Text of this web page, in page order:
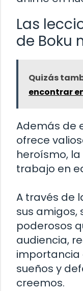
Las
de Boku
Quizás
encontrar
Además de
ofrece
heroísmo,
trabajo en
A través de
sus
poderosos
audiencia,
importancia
sueños y
creemos.